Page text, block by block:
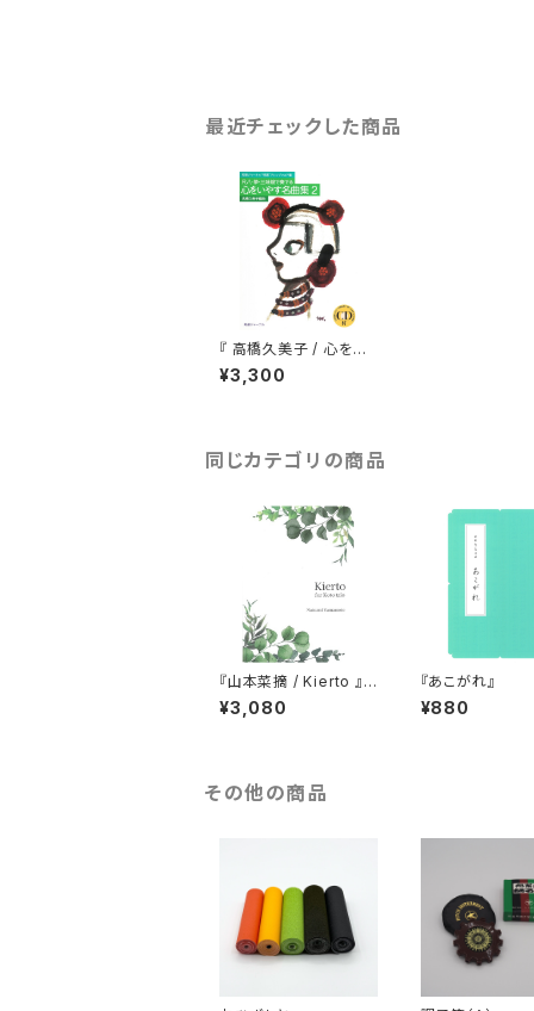
最近チェックした商品
『 高橋久美子 / 心をい
やす名曲集2 』（CD付）
¥3,300
同じカテゴリの商品
『山本菜摘 / Kierto 』
箏三重奏
¥3,080
『あこがれ』
¥880
その他の商品